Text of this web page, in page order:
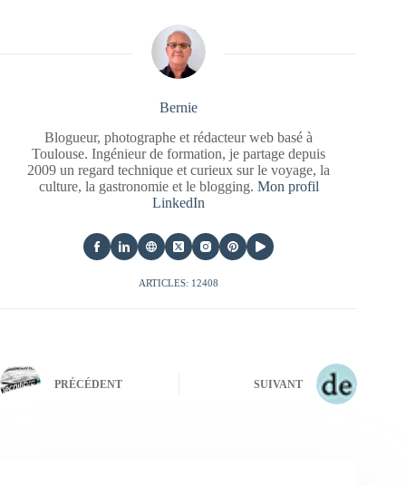
Bernie
Blogueur, photographe et rédacteur web basé à
Toulouse. Ingénieur de formation, je partage depuis
2009 un regard technique et curieux sur le voyage, la
culture, la gastronomie et le blogging. Mon profil
LinkedIn
ARTICLES: 12408
PRÉCÉDENT SUIVANT